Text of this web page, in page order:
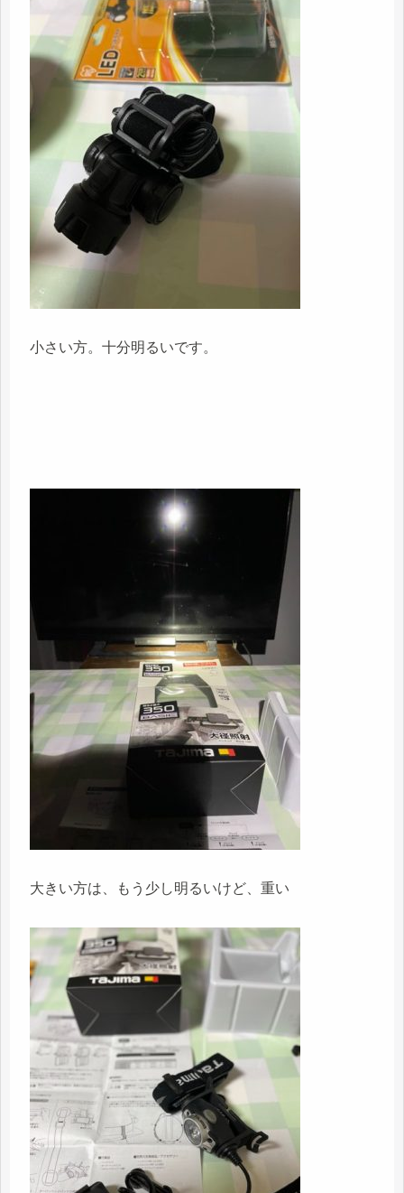
小さい方。十分明るいです。
大きい方は、もう少し明るいけど、重い